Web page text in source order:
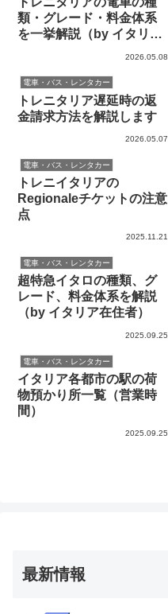
類・グレード・料金体系
を一挙解説（by イタリア
2026.05.08
電車・バス・レンタカー
トレニタリア遅延時の返
金請求方法を解説します
2026.05.07
電車・バス・レンタカー
トレニイタリアの
Regionaleチケットの注意
点
2025.11.21
電車・バス・レンタカー
超特急イタロの種類、グ
レード、料金体系を解説
（by イタリア在住者）
2025.09.25
電車・バス・レンタカー
イタリア各都市の駅の荷
物預かり所一覧（営業時
間）
2025.09.25
最新情報